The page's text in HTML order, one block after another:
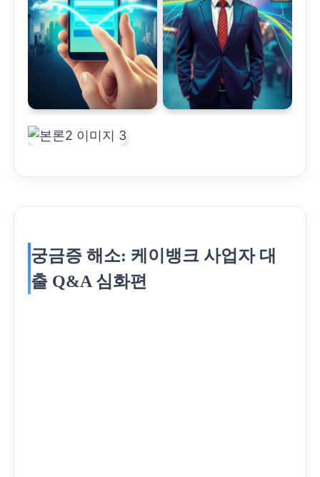
자 부담을 줄이려는 경
우
궁금증 해소: 케이뱅크 사업자 대
출 Q&A 심화편